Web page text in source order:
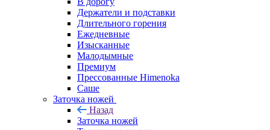
Держатели и подставки
Длительного горения
Ежедневные
Изысканные
Малодымные
Премиум
Прессованные Himenoka
Саше
Заточка ножей
Назад
Заточка ножей